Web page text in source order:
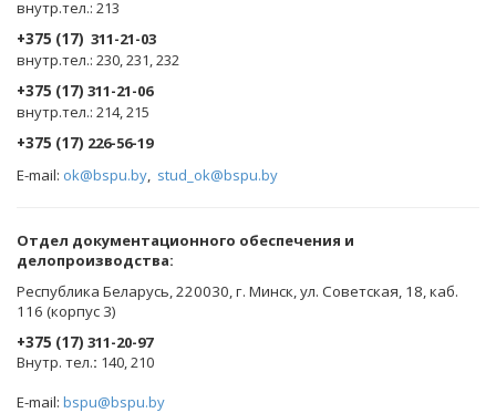
внутр.тел.: 213
+375 (17) 311-21-03
внутр.тел.: 230, 231, 232
+375 (17) 311-21-06
внутр.тел.: 214, 215
+375 (17) 226-56-19
E-mail: ok@bspu.by, stud_ok@bspu.by
Oтдел документационного обеспечения и
делопроизводства:
Республика Беларусь, 220030, г. Минск, ул. Советская, 18, каб.
116 (корпус 3)
+375 (17) 311-20-97
Внутр. тел.: 140, 210
E-mail: bspu@bspu.by